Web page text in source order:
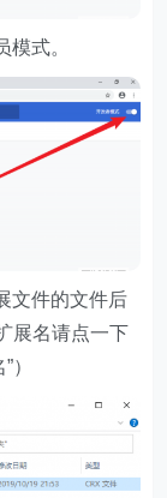
式。
件的文件后
展名请点一下
）